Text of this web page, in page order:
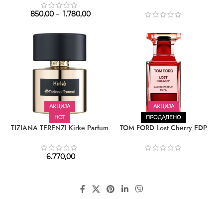
850,00 – 1.780,00
АКЦИЈА
HOT
TIZIANA TERENZI Kirke Parfum
6.770,00
АКЦИЈА
ПРОДАДЕНО
TOM FORD Lost Cherry EDP